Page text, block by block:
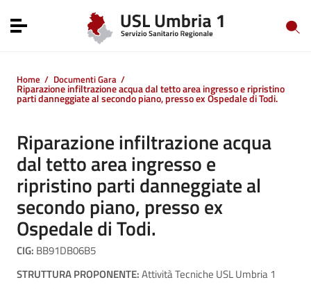
Vai al menu di navigazione
Toggle navigation
Home / Documenti Gara /
Riparazione infiltrazione acqua dal tetto area ingresso e ripristino
parti danneggiate al secondo piano, presso ex Ospedale di Todi.
Riparazione infiltrazione acqua
dal tetto area ingresso e
ripristino parti danneggiate al
secondo piano, presso ex
Ospedale di Todi.
CIG: BB91DB06B5
STRUTTURA PROPONENTE:Attività Tecniche USL Umbria 1